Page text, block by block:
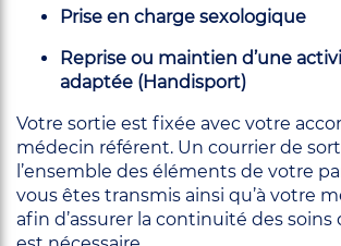
Prise en charge sexologique
Reprise ou maintien d’une
adaptée (Handisport)
Votre sortie est fixée avec votre
médecin référent. Un courrier de
l’ensemble des éléments de votre
vous êtes transmis ainsi qu’à votre
afin d’assurer la continuité des soins